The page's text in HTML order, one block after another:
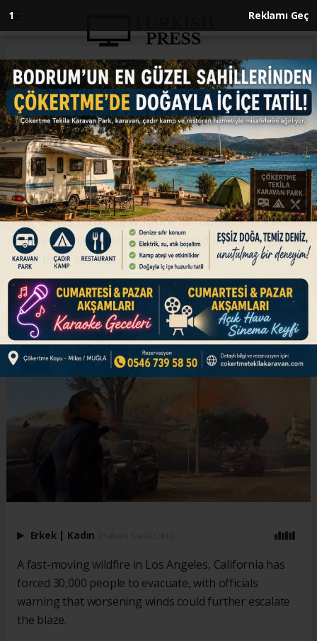
Anasayfa ENGLISH
30,000 flee as fierce wildfire
rages in Los Angeles
ENGLISH
08.01.2025 - 11:01, Güncelleme: 08.01.2025 - 11:01
Fire crews battling wildfire in foothills of Pacific
Palisades, coastal neighborhood in Los Angeles,
says local media
ABONE OL
Erkek | Kadın
A fast-moving wildfire in Los Angeles, California has
forced 30,000 people to evacuate, with officials
warning that worsening winds could further escalate
the blaze.